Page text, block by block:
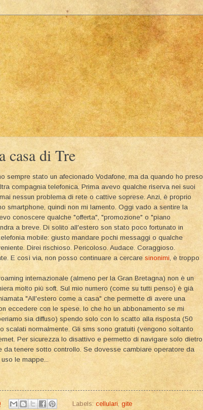
casa di Tre
sempre stato un afecionado Vodafone, ma da quando ho preso
compagnia telefonica. Prima avevo qualche riserva nei suoi
nessun problema di rete o cattive soprese. Anzi, è proprio
smartphone, quindi non mi lamento. Oggi vado a sentire la
conoscere qualche "offerta", "promozione" o "piano
a breve. Di solito all'estero son stato poco fortunato in
mobile: giusto mandare pochi messaggi o qualche
Direi rischioso. Pericoloso. Audace. Coraggioso.
E così via, non posso continuare a cercaresinonimi , è troppo
internazionale (almeno per la Gran Bretagna) non è un
molto più soft. Sul mio numero (come su tutti penso) è già
"All'estero come a casa" che permette di avere una
eccedere con le spese. Io che ho un abbonamento se mi
sia diffuso) spendo solo con lo scatto alla risposta (50
scalati normalmente. Gli sms sono gratuiti (vengono soltanto
Per sicurezza lo disattivo e permetto di navigare solo dietro
da tenere sotto controllo. Se dovesse cambiare operatore da
le mappe...
Labels: cellulari, gite